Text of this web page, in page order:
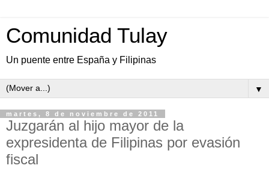
Comunidad Tulay
Un puente entre España y Filipinas
▼
martes, 8 de noviembre de 2011
Juzgarán al hijo mayor de la
expresidenta de Filipinas por evasión
fiscal